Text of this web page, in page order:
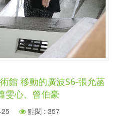
館 移動的廣波S6-張允菡
雯心、曾伯豪
點閱 : 357